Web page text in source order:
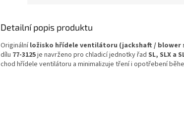
Detailní popis produktu
Originálníložisko hřídele ventilátoru (jackshaft / blower
dílu 77-3125je navrženo pro chladicí jednotky řad SL, SLX a
chod hřídele ventilátoru a minimalizuje tření i opotřebení